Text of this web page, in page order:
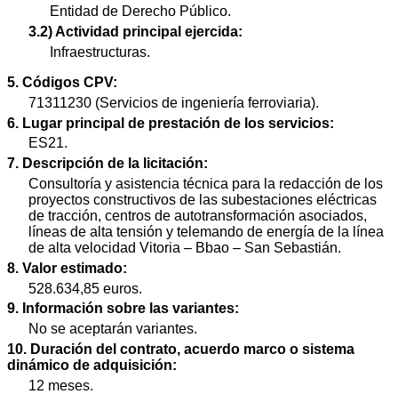
Entidad de Derecho Público.
3.2) Actividad principal ejercida:
Infraestructuras.
5. Códigos CPV:
71311230 (Servicios de ingeniería ferroviaria).
6. Lugar principal de prestación de los servicios:
ES21.
7. Descripción de la licitación:
Consultoría y asistencia técnica para la redacción de los
proyectos constructivos de las subestaciones eléctricas
de tracción, centros de autotransformación asociados,
líneas de alta tensión y telemando de energía de la línea
de alta velocidad Vitoria – Bbao – San Sebastián.
8. Valor estimado:
528.634,85 euros.
9. Información sobre las variantes:
No se aceptarán variantes.
10. Duración del contrato, acuerdo marco o sistema
dinámico de adquisición:
12 meses.